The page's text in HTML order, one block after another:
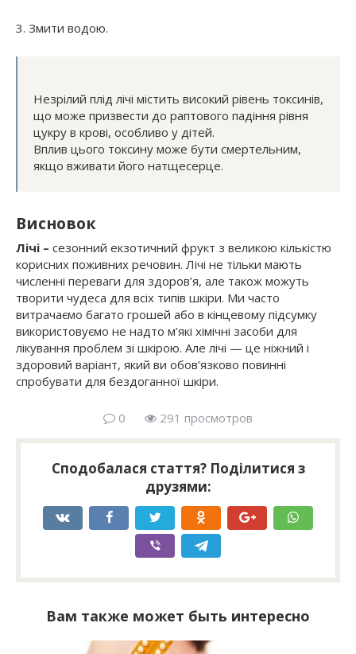
3. Змити водою.
Незрілий плід лічі містить високий рівень токсинів,
що може призвести до раптового падіння рівня
цукру в крові, особливо у дітей.
Вплив цього токсину може бути смертельним,
якщо вживати його натщесерце.
Висновок
Лічі – сезонний екзотичний фрукт з великою кількістю
корисних поживних речовин. Лічі не тільки мають
численні переваги для здоров’я, але також можуть
творити чудеса для всіх типів шкіри. Ми часто
витрачаємо багато грошей або в кінцевому підсумку
використовуємо не надто м’які хімічні засоби для
лікування проблем зі шкірою. Але лічі — це ніжний і
здоровий варіант, який ви обов’язково повинні
спробувати для бездоганної шкіри.
0 291 просмотров
Сподобалася стаття? Поділитися з
друзями:
Вам также может быть интересно